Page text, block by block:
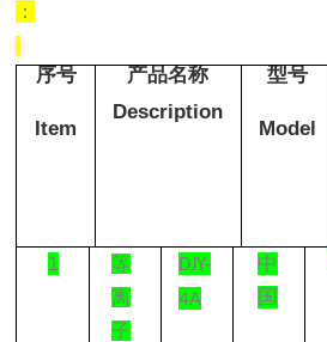
：
序号
Item
产品名称
Description
型号
Model
1
等
离
子
DJY-
4A
中
国